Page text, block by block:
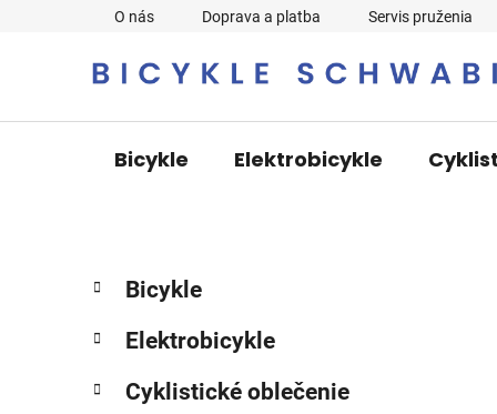
O nás Doprava a platba Servis pruženia
Bicykle Elektrobicykle
B
o
č
ý
kategórie
K
a
e
ó
Bicykle
Elektrobicykle
Cyklistické oblečenie